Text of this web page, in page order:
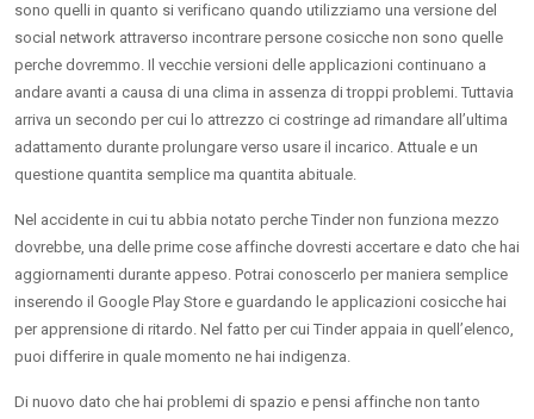
sono quelli in quanto si verificano quando utilizziamo una versione del
social network attraverso incontrare persone cosicche non sono quelle
perche dovremmo. Il vecchie versioni delle applicazioni continuano a
andare avanti a causa di una clima in assenza di troppi problemi. Tuttavia
arriva un secondo per cui lo attrezzo ci costringe ad rimandare all’ultima
adattamento durante prolungare verso usare il incarico. Attuale e un
questione quantita semplice ma quantita abituale.
Nel accidente in cui tu abbia notato perche Tinder non funziona mezzo
dovrebbe, una delle prime cose affinche dovresti accertare e dato che hai
aggiornamenti durante appeso. Potrai conoscerlo per maniera semplice
inserendo il Google Play Store e guardando le applicazioni cosicche hai
per apprensione di ritardo. Nel fatto per cui Tinder appaia in quell’elenco,
puoi differire in quale momento ne hai indigenza.
Di nuovo dato che hai problemi di spazio e pensi affinche non tanto